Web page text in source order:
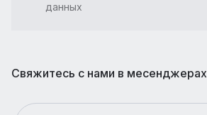
данных
Свяжитесь с нами в месенджерах